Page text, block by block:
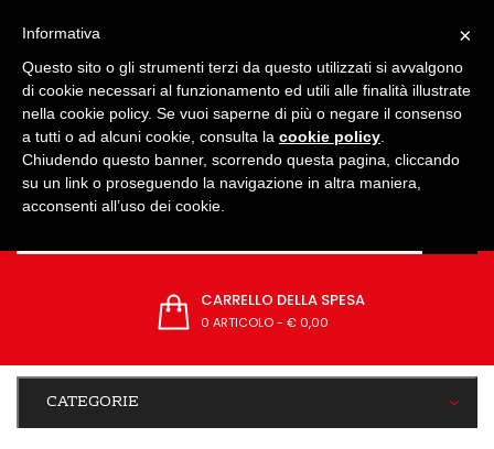
CARRELLO DELLA SPESA
0 ARTICOLO- € 0,00
CATEGORIE
×
Informativa
Questo sito o gli strumenti terzi da questo utilizzati si avvalgono
di cookie necessari al funzionamento ed utili alle finalità illustrate
nella cookie policy. Se vuoi saperne di più o negare il consenso
a tutti o ad alcuni cookie, consulta la cookie policy
Chiudendo questo banner, scorrendo questa pagina, cliccando
su un link o proseguendo la navigazione in altra maniera,
acconsenti all’uso dei cookie.